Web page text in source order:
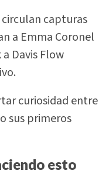
capturas
a Emma Coronel
Davis Flow
curiosidad entre
sus primeros
esto